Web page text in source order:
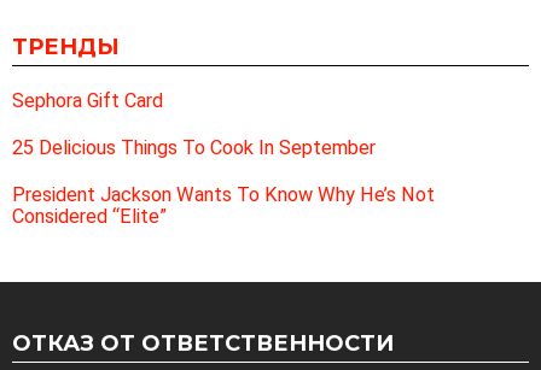
ТРЕНДЫ
Sephora Gift Card
25 Delicious Things To Cook In September
President Jackson Wants To Know Why He’s Not
Considered “Elite”
ОТКАЗ ОТ ОТВЕТСТВЕННОСТИ